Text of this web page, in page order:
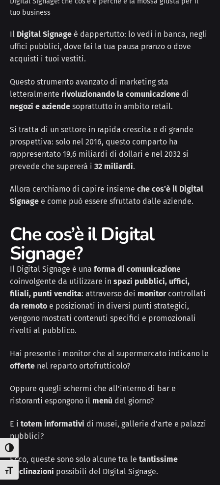
Attiva/disattiva alto contrasto
Attiva/disattiva dimensione testo
tuo business
Il Digital Signage è dappertutto: lo vedi in banca, negli
uffici pubblici, dove fai la tua pausa pranzo o dove
acquisti i tuoi vestiti.
Questo strumento avanzato di marketing sta
letteralmente rivoluzionando la comunicazione di
negozi e aziende soprattutto in ambito retail.
Si tratta di un settore in rapida crescita e di grande
prospettiva: solo nel 2016, questo comparto ha
rappresentato 19,6 miliardi di dollari e nel 2032 si
prevede che supererà i 32 miliardi.
Allora cerchiamo di capire insieme che cos’è il Digital
Signage e come può essere sfruttato dalle aziende.
Che cos’è il Digital
Signage?
Il Digital Signage è una forma di comunicazione
coinvolgente da utilizzare in spazi pubblici, uffici,
filiali, punti vendita: attraverso dei monitorcontrollati
da remoto e posizionati in diversi punti strategici,
vengono mostrati contenuti specifici e promozionali
rivolti al pubblico.
Hai presente i monitor che al supermercato indicano le
offerte nel reparto ortofrutticolo?
Oppure quegli schermi che all’interno di bar e
ristoranti espongono il menù del giorno?
E i totem informativi di musei, gallerie d’arte e palazzi
pubblici?
Ecco, queste sono solo alcune tra le tantissime
declinazioni possibili del DIgital Signage.